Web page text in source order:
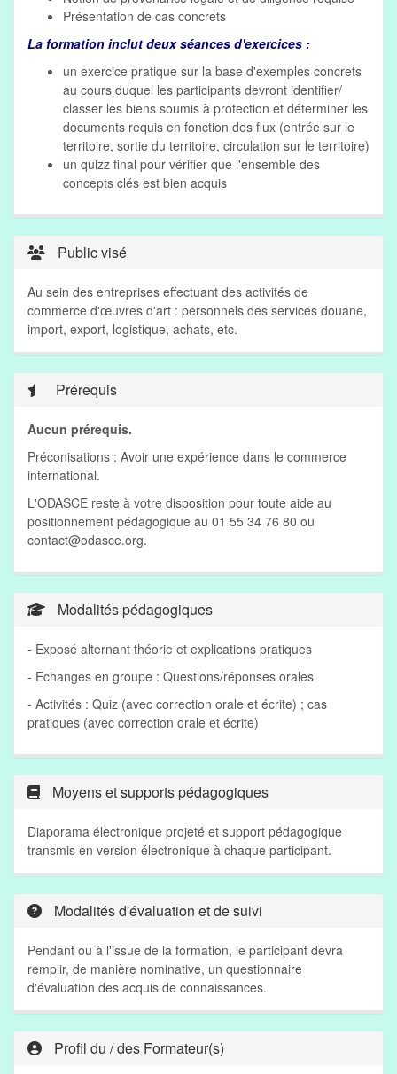
Présentation de cas concrets
La formation inclut deux séances d'exercices :
un exercice pratique sur la base d'exemples concrets
au cours duquel les participants devront identifier/
classer les biens soumis à protection et déterminer les
documents requis en fonction des flux (entrée sur le
territoire, sortie du territoire, circulation sur le territoire)
un quizz final pour vérifier que l'ensemble des
concepts clés est bien acquis
Public visé
Au sein des entreprises effectuant des activités de
commerce d'œuvres d'art : personnels des services douane,
import, export, logistique, achats, etc.
Prérequis
Aucun prérequis.
Préconisations : Avoir une expérience dans le commerce
international.
L'ODASCE reste à votre disposition pour toute aide au
positionnement pédagogique au 01 55 34 76 80 ou
contact@odasce.org.
Modalités pédagogiques
- Exposé alternant théorie et explications pratiques
- Echanges en groupe : Questions/réponses orales
- Activités : Quiz (avec correction orale et écrite) ; cas
pratiques (avec correction orale et écrite)
Moyens et supports pédagogiques
Diaporama électronique projeté et support pédagogique
transmis en version électronique à chaque participant.
Modalités d'évaluation et de suivi
Pendant ou à l'issue de la formation, le participant devra
remplir, de manière nominative, un questionnaire
d'évaluation des acquis de connaissances.
Profil du / des Formateur(s)